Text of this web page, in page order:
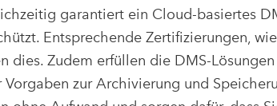
garantiert ein Cloud-basiertes
Entsprechende Zertifizierungen, wie
dies. Zudem erfüllen die DMS-
zur Archivierung und